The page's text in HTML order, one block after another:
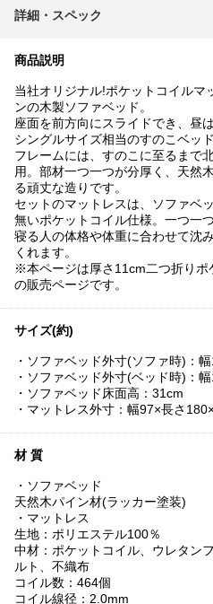
詳細・スペック
商品説明
当社オリジナル!ポケットコイルマ
ンの木製ソファベッド。
座面を前方向にスライドでき、昼
シングルサイズ相当のすのこベッ
フレームには、すのこに至るまで
用。部材一つ一つが分厚く、天然
る頑丈な造りです。
セットのマットレスは、ソファベ
無いポケットコイル仕様。一つ一
寝る人の体格や体重に合わせて沈
くれます。
※本ページは厚さ11cm二つ折りポ
の販売ページです。
サイズ(約)
・ソファベッド外寸(ソファ時)：
・ソファベッド外寸(ベッド時)：
・ソファベッド床面高：31cm
・マットレス外寸：幅97×長さ
材 質
・ソファベッド
天然木パイン材(ラッカー塗装)
・マットレス
生地：ポリエステル100％
中材：ポケットコイル、ウレタン
ルト、不織布
コイル数：464個
コイル線径：2.0mm